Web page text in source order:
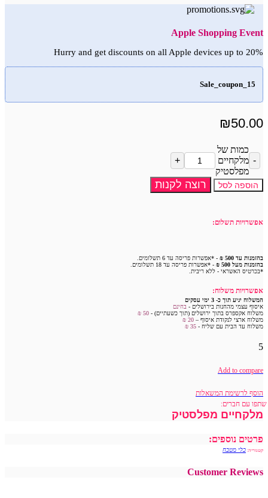
Apple Shopping Event
Hurry and get discounts on all Apple devices up to 20%
Sale_coupon_15
₪50.00
כמות של
מלקחיים
מפלסטיק
הוספה לסל רוצה לקנות
אפשרויות תשלום:
בהזמנות עד 500 ₪
- *אפשרות פריסה עד 6 תשלומים.
בהזמנות מעל 500 ₪
- *אפשרות פריסה עד 18 תשלומים.
*בכרטיס האשראי - ללא ריבית.
אפשרויות משלוח:
המשלוח יגיע תוך כ- 3 ימי עסקים
איסוף עצמי מהחנות בירושלים - בחינם
משלוח אקספרס בתוך ירושלים (תוך כשעתיים) - 50 ₪
משלוח ארצי לנקודת איסוף – 20 ₪
משלוח עד הבית עם שליח - 35
₪
5
Add to compare
הוסף לרשימת המשאלות
שתפו עם חברים:
מלקחיים מפלסטיק
פרטים נוספים:
קטגוריה: כלי מטבח
Customer Reviews